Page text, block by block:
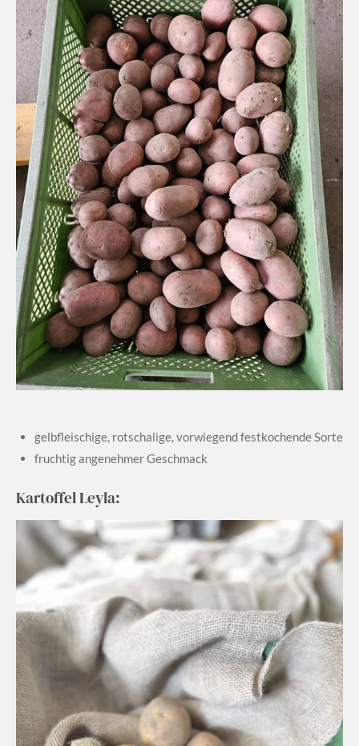
gelbfleischige, rotschalige, vorwiegend festkochende Sorte
fruchtig angenehmer Geschmack
Kartoffel Leyla: